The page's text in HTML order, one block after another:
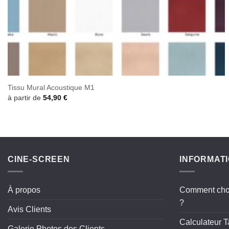
Tissu Mural Acoustique M1
à partir de 54,90 €
CINE-SCREEN
À propos
Avis Clients
Comment
?
Calculateur